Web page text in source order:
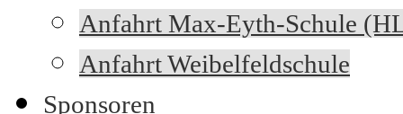
Anfahrt Max-Eyth-Schule
Anfahrt Weibelfeldschule
Sponsoren